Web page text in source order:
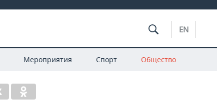
EN
Мероприятия Спорт Общество